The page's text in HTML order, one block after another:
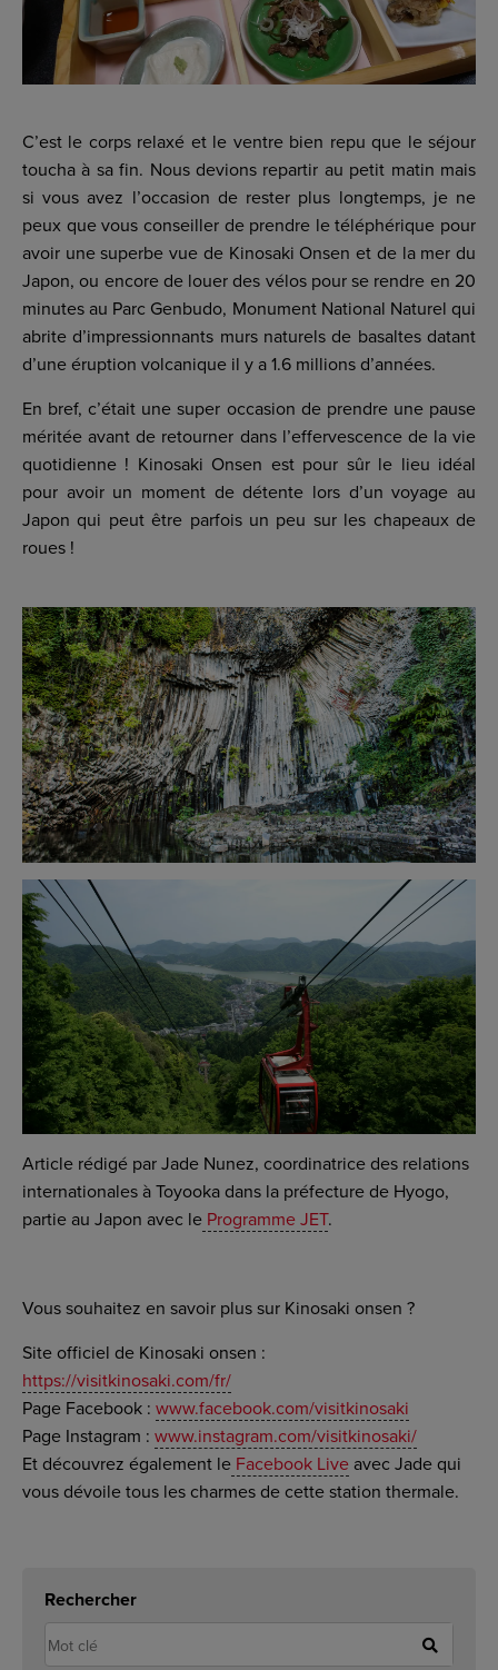
C’est le corps relaxé et le ventre bien repu que le séjour
toucha à sa fin. Nous devions repartir au petit matin mais
si vous avez l’occasion de rester plus longtemps, je ne
peux que vous conseiller de prendre le téléphérique pour
avoir une superbe vue de Kinosaki Onsen et de la mer du
Japon, ou encore de louer des vélos pour se rendre en 20
minutes au Parc Genbudo, Monument National Naturel qui
abrite d’impressionnants murs naturels de basaltes datant
d’une éruption volcanique il y a 1.6 millions d’années.
En bref, c’était une super occasion de prendre une pause
méritée avant de retourner dans l’effervescence de la vie
quotidienne ! Kinosaki Onsen est pour sûr le lieu idéal
pour avoir un moment de détente lors d’un voyage au
Japon qui peut être parfois un peu sur les chapeaux de
roues !
Article rédigé par Jade Nunez, coordinatrice des relations
internationales à Toyooka dans la préfecture de Hyogo,
partie au Japon avec le Programme JET.
Vous souhaitez en savoir plus sur Kinosaki onsen ?
Site officiel de Kinosaki onsen :
https://visitkinosaki.com/fr/
Page Facebook : www.facebook.com/visitkinosaki
Page Instagram : www.instagram.com/visitkinosaki/
Et découvrez également le Facebook Live avec Jade qui
vous dévoile tous les charmes de cette station thermale.
Rechercher